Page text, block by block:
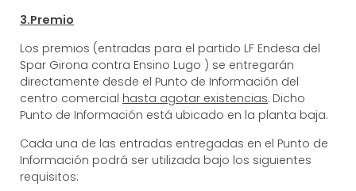
3.Premio
Los premios (entradas para el partido LF Endesa del
Spar Girona contra Ensino Lugo ) se entregarán
directamente desde el Punto de Información del
centro comercial hasta agotar existencias. Dicho
Punto de Información está ubicado en la planta baja.
Cada una de las entradas entregadas en el Punto de
Información podrá ser utilizada bajo los siguientes
requisitos: